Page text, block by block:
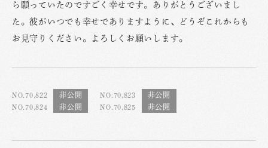
ら願っていたのですごく幸せです。ありがとうございまし
た。彼がいつでも幸せでありますように、どうぞこれからも
お見守りください。よろしくお願いします。
NO.70,822
NO.70,823
NO.70,824
NO.70,825